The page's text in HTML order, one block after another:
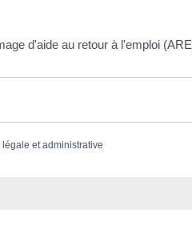
d'aide au retour à l'emploi
et administrative